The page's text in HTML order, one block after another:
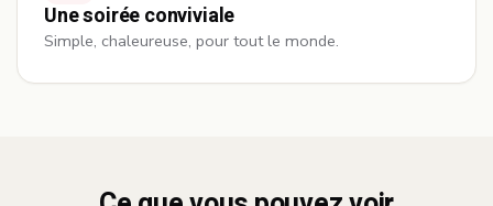
Une soirée conviviale
Simple, chaleureuse, pour tout le monde.